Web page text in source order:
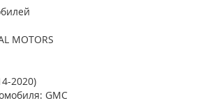
MOTORS
2020)
GMC